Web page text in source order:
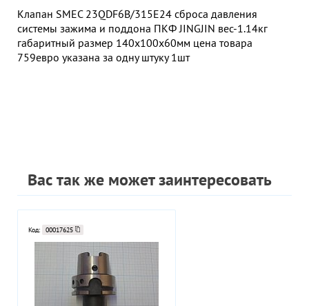
Клапан SMEC 23QDF6B/315E24 сброса давления
системы зажима и поддона ПКФ JINGJIN вес-1.14кг
габаритный размер 140х100х60мм цена товара
759евро указана за одну штуку 1шт
Вас так же может заинтересовать
Код: 00017625